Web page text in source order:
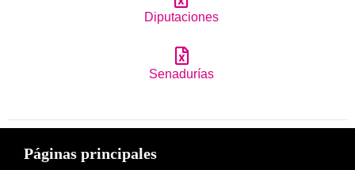
Diputaciones
Senadurías
Páginas principales